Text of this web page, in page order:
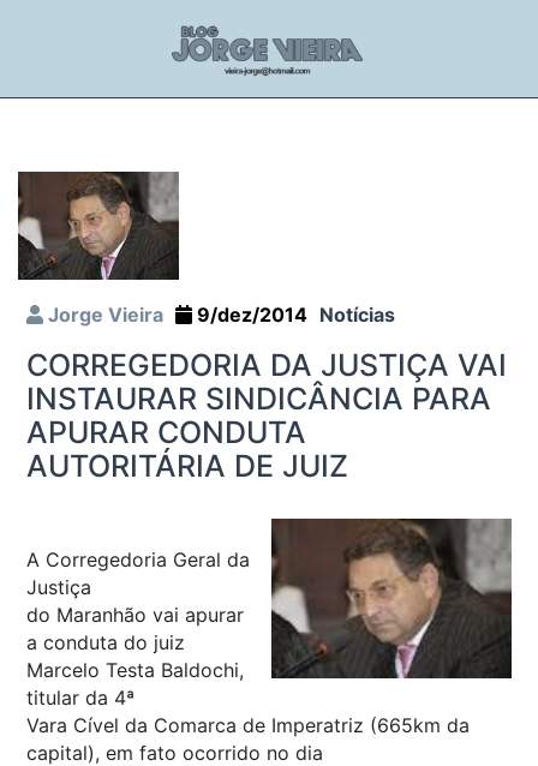
Jorge Vieira 9/dez/2014 Notícias
CORREGEDORIA DA JUSTIÇA VAI
INSTAURAR SINDICÂNCIA PARA
APURAR CONDUTA
AUTORITÁRIA DE JUIZ
A Corregedoria Geral da
Justiça
do Maranhão vai apurar
a conduta do juiz
Marcelo Testa Baldochi,
titular da 4ª
Vara Cível da Comarca de Imperatriz (665km da
capital), em fato ocorrido no dia